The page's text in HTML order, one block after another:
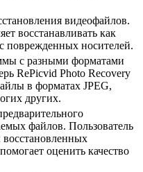
видеофайлов.
восстанавливать как
поврежденных носителей.
с разными форматами
RePicvid Photo Recovery
в форматах JPEG,
других.
файлов. Пользователь
оценить качество